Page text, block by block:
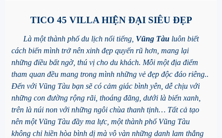
TICO 45 VILLA HIỆN ĐẠI SIÊU ĐẸP
Là một thành phố du lịch nổi tiếng, Vũng Tàuluôn biết
cách biến mình trở nên xinh đẹp quyến rũ hơn, mang lại
những điều bất ngờ, thú vị cho du khách. Mỗi một địa điểm
tham quan đều mang trong mình những vẻ đẹp độc đáo riêng..
Đến với Vũng Tàu bạn sẽ có cảm giác bình yên, dễ chịu với
những con đường rộng rãi, thoáng đãng, dưới là biển xanh,
trên là núi non với những ngôi chùa thanh tịnh… Tất cả tạo
nên một Vũng Tàu đầy ma lực, một thành phố Vũng Tàu
không chỉ hiền hòa bình dị mà vô vàn những danh lam thắng